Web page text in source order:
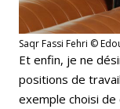
Saqr Fassi Fehri ©
Et enfin, je ne
positions de
exemple choisi